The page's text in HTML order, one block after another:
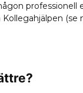
professionell
(se